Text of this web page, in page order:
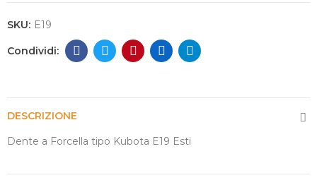
SKU: E19
DESCRIZIONE
Dente a Forcella tipo Kubota E19 Esti